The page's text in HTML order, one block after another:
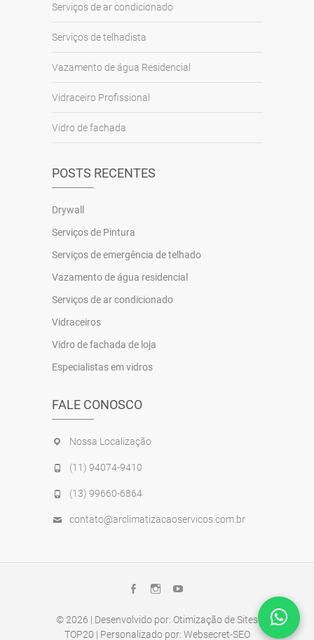
Serviços de ar condicionado
Serviços de telhadista
Vazamento de água Residencial
Vidraceiro Profissional
Vidro de fachada
POSTS RECENTES
Drywall
Serviços de Pintura
Serviços de emergência de telhado
Vazamento de água residencial
Serviços de ar condicionado
Vidraceiros
Vidro de fachada de loja
Especialistas em vidros
FALE CONOSCO
Nossa Localização
(11) 94074-9410
(13) 99660-6864
contato@arclimatizacaoservicos.com.br
Facebook
InstagramYoutube
© 2026 | Desenvolvido por: Otimização de Sites
TOP20 | Personalizado por: Websecret-SEO
Online
Online